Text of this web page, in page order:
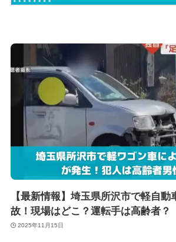
【最新情報】埼玉県所沢市で軽自動
故！現場はどこ？運転手は高齢者？
2025年11月15日